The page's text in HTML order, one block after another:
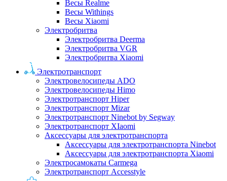
Весы Realme
Весы Withings
Весы Xiaomi
Электробритва
Электробритва Deerma
Электробритва VGR
Электробритва Xiaomi
Электротранспорт
Электровелосипеды ADO
Электровелосипеды Himo
Электротранспорт Hiper
Электротранспорт Mizar
Электротранспорт Ninebot by Segway
Электротранспорт XIaomi
Аксессуары для электротранспорта
Аксессуары для электротранспорта Ninebot
Аксессуары для электротранспорта Xiaomi
Электросамокаты Carmega
Электротранспорт Accesstyle